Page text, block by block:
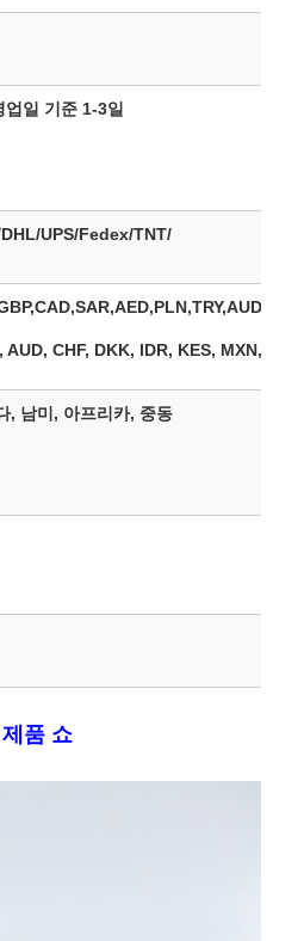
일 기준 1-3일
UPS/Fedex/TNT/
CHF, DKK, IDR, KES, MXN, MYR
, 남미, 아프리카, 중동
제품 쇼